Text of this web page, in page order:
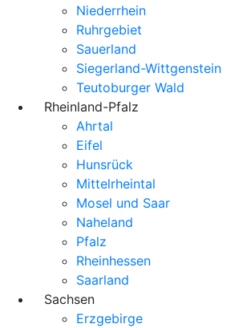
Niederrhein
Ruhrgebiet
Sauerland
Siegerland-Wittgenstein
Teutoburger Wald
Rheinland-Pfalz
Ahrtal
Eifel
Hunsrück
Mittelrheintal
Mosel und Saar
Naheland
Pfalz
Rheinhessen
Saarland
Sachsen
Erzgebirge